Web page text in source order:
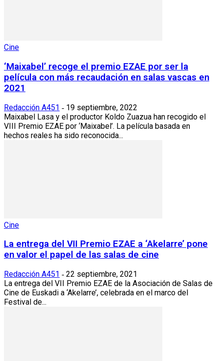
Cine
‘Maixabel’ recoge el premio EZAE por ser la
película con más recaudación en salas vascas en
2021
Redacción A451 - 19 septiembre, 2022
Maixabel Lasa y el productor Koldo Zuazua han recogido el
VIII Premio EZAE por ‘Maixabel’. La película basada en
hechos reales ha sido reconocida...
Cine
La entrega del VII Premio EZAE a ‘Akelarre’ pone
en valor el papel de las salas de cine
Redacción A451 - 22 septiembre, 2021
La entrega del VII Premio EZAE de la Asociación de Salas de
Cine de Euskadi a ‘Akelarre’, celebrada en el marco del
Festival de...